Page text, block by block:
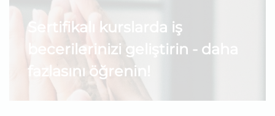
Sertifikalı kurslarda iş
becerilerinizi geliştirin - daha
fazlasını öğrenin!